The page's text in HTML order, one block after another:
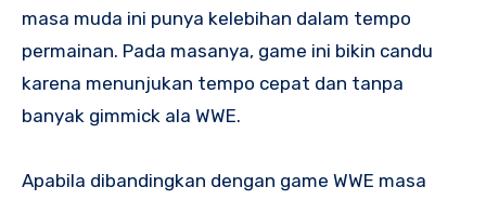
masa muda ini punya kelebihan dalam tempo
permainan. Pada masanya, game ini bikin candu
karena menunjukan tempo cepat dan tanpa
banyak gimmick ala WWE.
Apabila dibandingkan dengan game WWE masa